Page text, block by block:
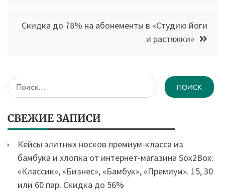
Скидка до 78% на абонементы в «Студию йоги
и растяжки»
Найти:
СВЕЖИЕ ЗАПИСИ
Кейсы элитных носков премиум-класса из
бамбука и хлопка от интернет-магазина Sox2Box:
«Классик», «Бизнес», «Бамбук», «Премиум». 15, 30
или 60 пар. Скидка до 56%